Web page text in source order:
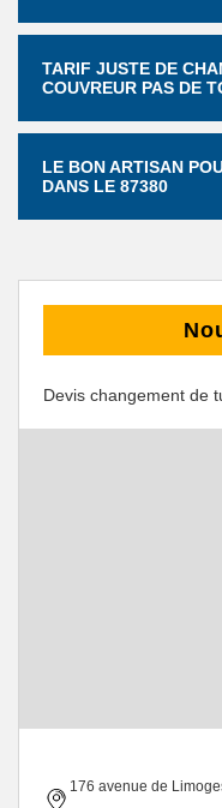
TARIF JUSTE DE
COUVREUR PAS DE
LE BON ARTISAN
DANS LE 87380
Devis changement de
176 avenue de